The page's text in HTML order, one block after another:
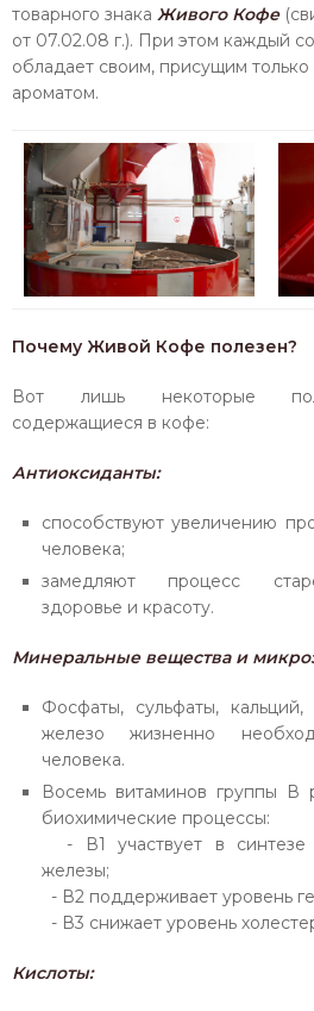
товарного знака Живого Кофе
от 07.02.08 г.). При этом каждый
обладает своим, присущим только
ароматом.
Почему Живой Кофе полезен?
Вот лишь некоторые
содержащиеся в кофе:
Антиоксиданты:
способствуют увеличению
человека;
замедляют процесс
здоровье и красоту.
Минеральные вещества и
Фосфаты, сульфаты,
железо жизненно
человека.
Восемь витаминов группы В
биохимические процессы:
- В1 участвует в синтезе
железы;
- В2 поддерживает уровень
- В3 снижает уровень
Кислоты: